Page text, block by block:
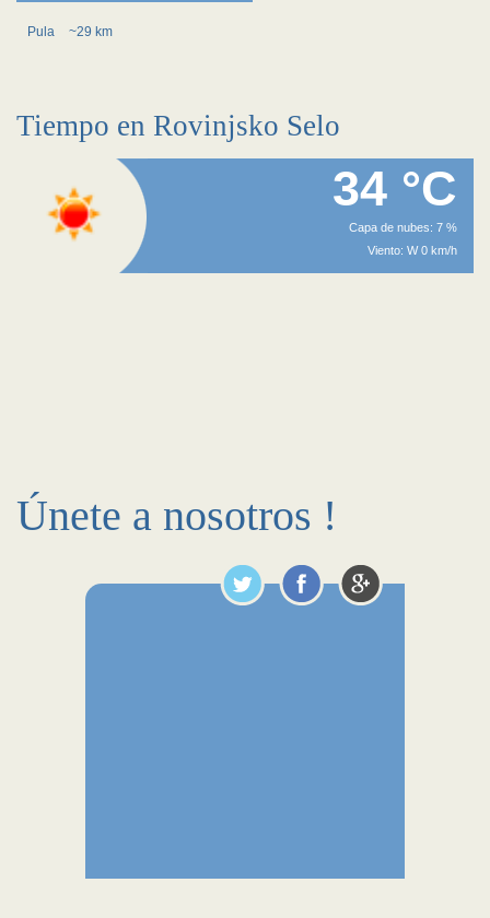
Pula ~29 km
Tiempo en Rovinjsko Selo
34 °C
Capa de nubes: 7 %
Viento: W 0 km/h
Únete a nosotros !